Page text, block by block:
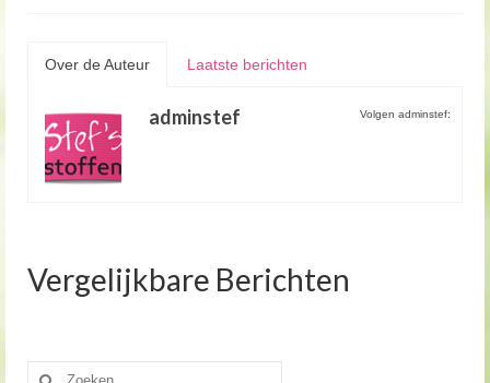
Over de Auteur Laatste berichten
Volgen adminstef:
adminstef
Vergelijkbare Berichten
Zoeken